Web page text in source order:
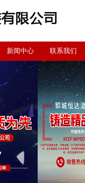
新闻中心 联系我们